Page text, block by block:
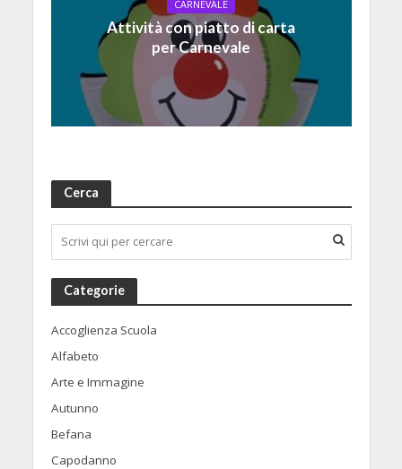
CARNEVALE
Attività con piatto di carta
per Carnevale
Cerca
Categorie
Accoglienza Scuola
Alfabeto
Arte e Immagine
Autunno
Befana
Capodanno